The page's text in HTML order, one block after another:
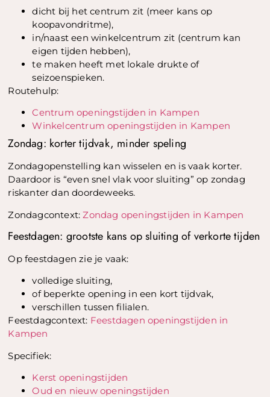
dicht bij het centrum zit (meer kans op
koopavondritme),
in/naast een winkelcentrum zit (centrum kan
eigen tijden hebben),
te maken heeft met lokale drukte of
seizoenspieken.
Routehulp:
Centrum openingstijden in Kampen
Winkelcentrum openingstijden in Kampen
Zondag: korter tijdvak, minder speling
Zondagopenstelling kan wisselen en is vaak korter.
Daardoor is “even snel vlak voor sluiting” op zondag
riskanter dan doordeweeks.
Zondagcontext: Zondag openingstijden in Kampen
Feestdagen: grootste kans op sluiting of verkorte tijden
Op feestdagen zie je vaak:
volledige sluiting,
of beperkte opening in een kort tijdvak,
verschillen tussen filialen.
Feestdagcontext: Feestdagen openingstijden in
Kampen
Specifiek:
Kerst openingstijden
Oud en nieuw openingstijden